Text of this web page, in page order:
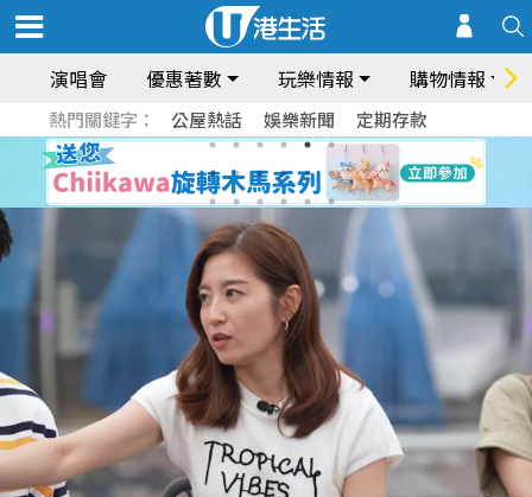
演唱會 優惠著數 玩樂情報 購物情報
熱門關鍵字： 公屋熱話 娛樂新聞 定期存款